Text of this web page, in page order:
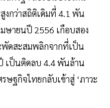
งกว่าสถิติเดิมที่ 4.1 พัน
ษายนปี 2556 เกือบสอง
ดสะสมพลิกจากที่เป็น
เป็นติดลบ 4.4 พันล้าน
ษฐกิจไทยกลับเข้าสู่ ‘ภาวะ